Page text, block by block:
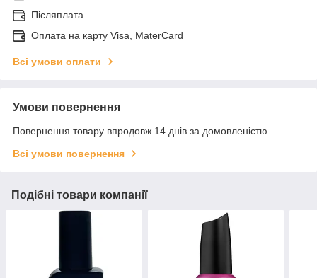
Післяплата
Оплата на карту Visa, MaterCard
Всі умови оплати
Умови повернення
Повернення товару впродовж 14 днів за домовленістю
Всі умови повернення
Подібні товари компанії